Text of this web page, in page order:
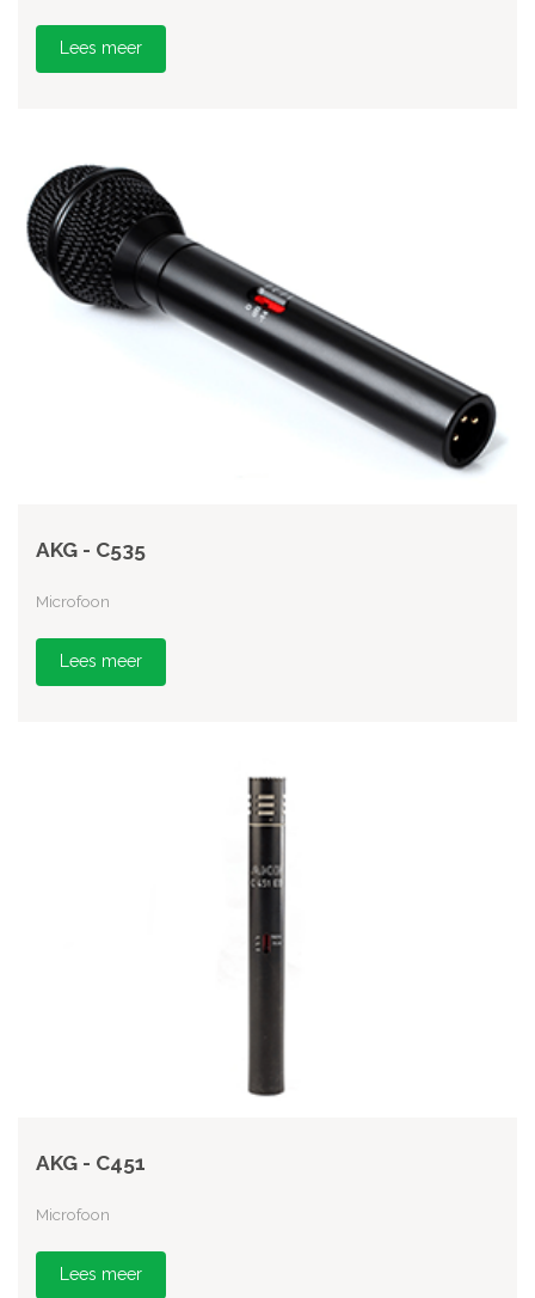
Lees meer
AKG - C535
Microfoon
Lees meer
AKG - C451
Microfoon
Lees meer